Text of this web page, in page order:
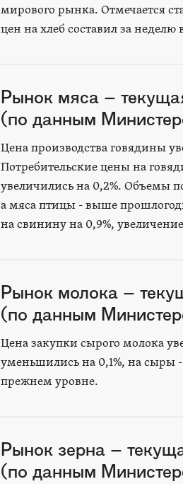
мирового рынка. Отмечается
цен на хлеб составил за неделю
Рынок мяса –
(по данным
Цена производства говядины
Потребительские цены на
увеличились на 0,2%. Объемы
а мяса птицы - выше
на свинину на 0,9%,
Рынок молока –
(по данным
Цена закупки сырого молока
уменьшились на 0,1%, на сыры
прежнем уровне.
Рынок зерна –
(по данным